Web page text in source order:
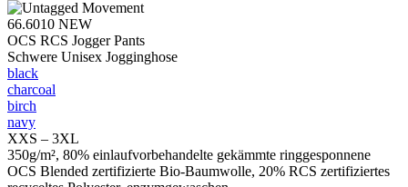
66.6010 NEW
OCS RCS Jogger Pants
Schwere Unisex Jogginghose
black
charcoal
birch
navy
XXS – 3XL
350g/m², 80% einlaufvorbehandelte gekämmte ringgesponnene
OCS Blended zertifizierte Bio-Baumwolle, 20% RCS zertifiziertes